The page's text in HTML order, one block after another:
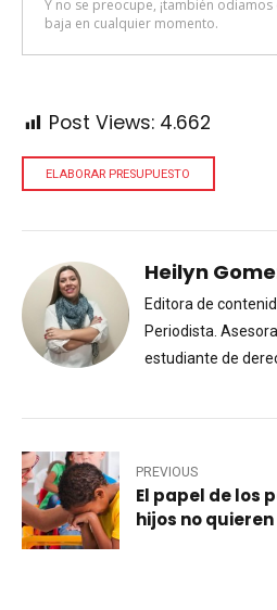
Post Views: 4.662
ELABORAR PRESUPUESTO
Heilyn
Editora de
Periodista.
estudiante de
PREVIOUS
El papel de los
hijos no